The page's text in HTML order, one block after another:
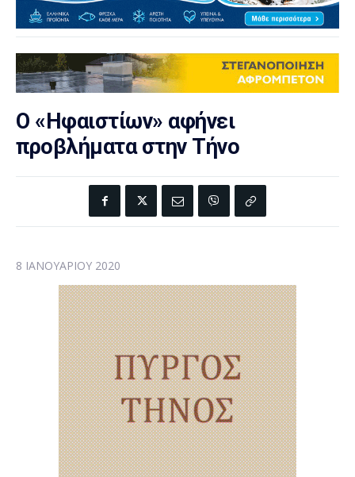
Ο «Ηφαιστίων» αφήνει
προβλήματα στην Τήνο
8 ΙΑΝΟΥΑΡΊΟΥ 2020